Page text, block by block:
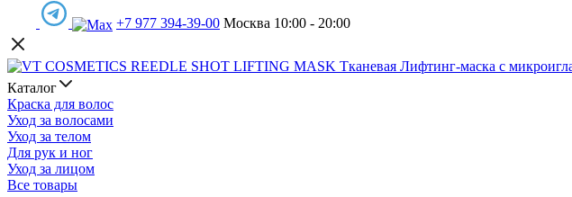
+7 977 394-39-00 Москва 10:00 - 20:00
Каталог
Краска для волос
Уход за волосами
Уход за телом
Для рук и ног
Уход за лицом
Все товары